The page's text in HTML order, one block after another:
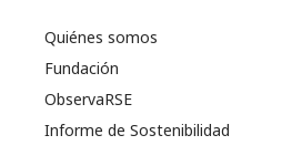
Quiénes somos
Fundación
ObservaRSE
Informe de Sostenibilidad